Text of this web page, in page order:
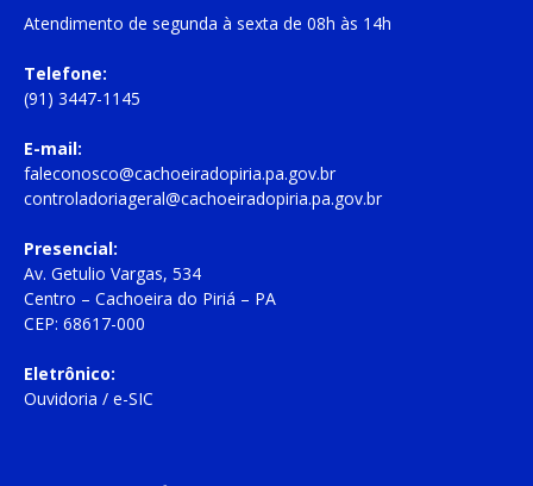
Atendimento de segunda à sexta de 08h às 14h
Telefone:
(91) 3447-1145
E-mail:
faleconosco@cachoeiradopiria.pa.gov.br
controladoriageral@cachoeiradopiria.pa.gov.br
Presencial:
Av. Getulio Vargas, 534
Centro – Cachoeira do Piriá – PA
CEP: 68617-000
Eletrônico:
Ouvidoria / e-SIC